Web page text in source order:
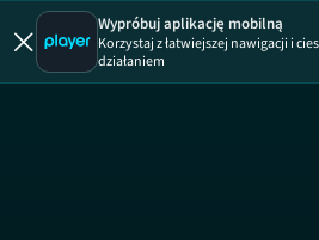
Wypróbuj aplikację mobilną
Korzystaj z łatwiejszej nawigacji i
działaniem